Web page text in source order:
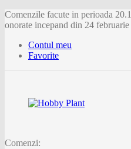
Comenzile facute in perioada
onorate incepand din 24
Contul meu
Favorite
Comenzi: